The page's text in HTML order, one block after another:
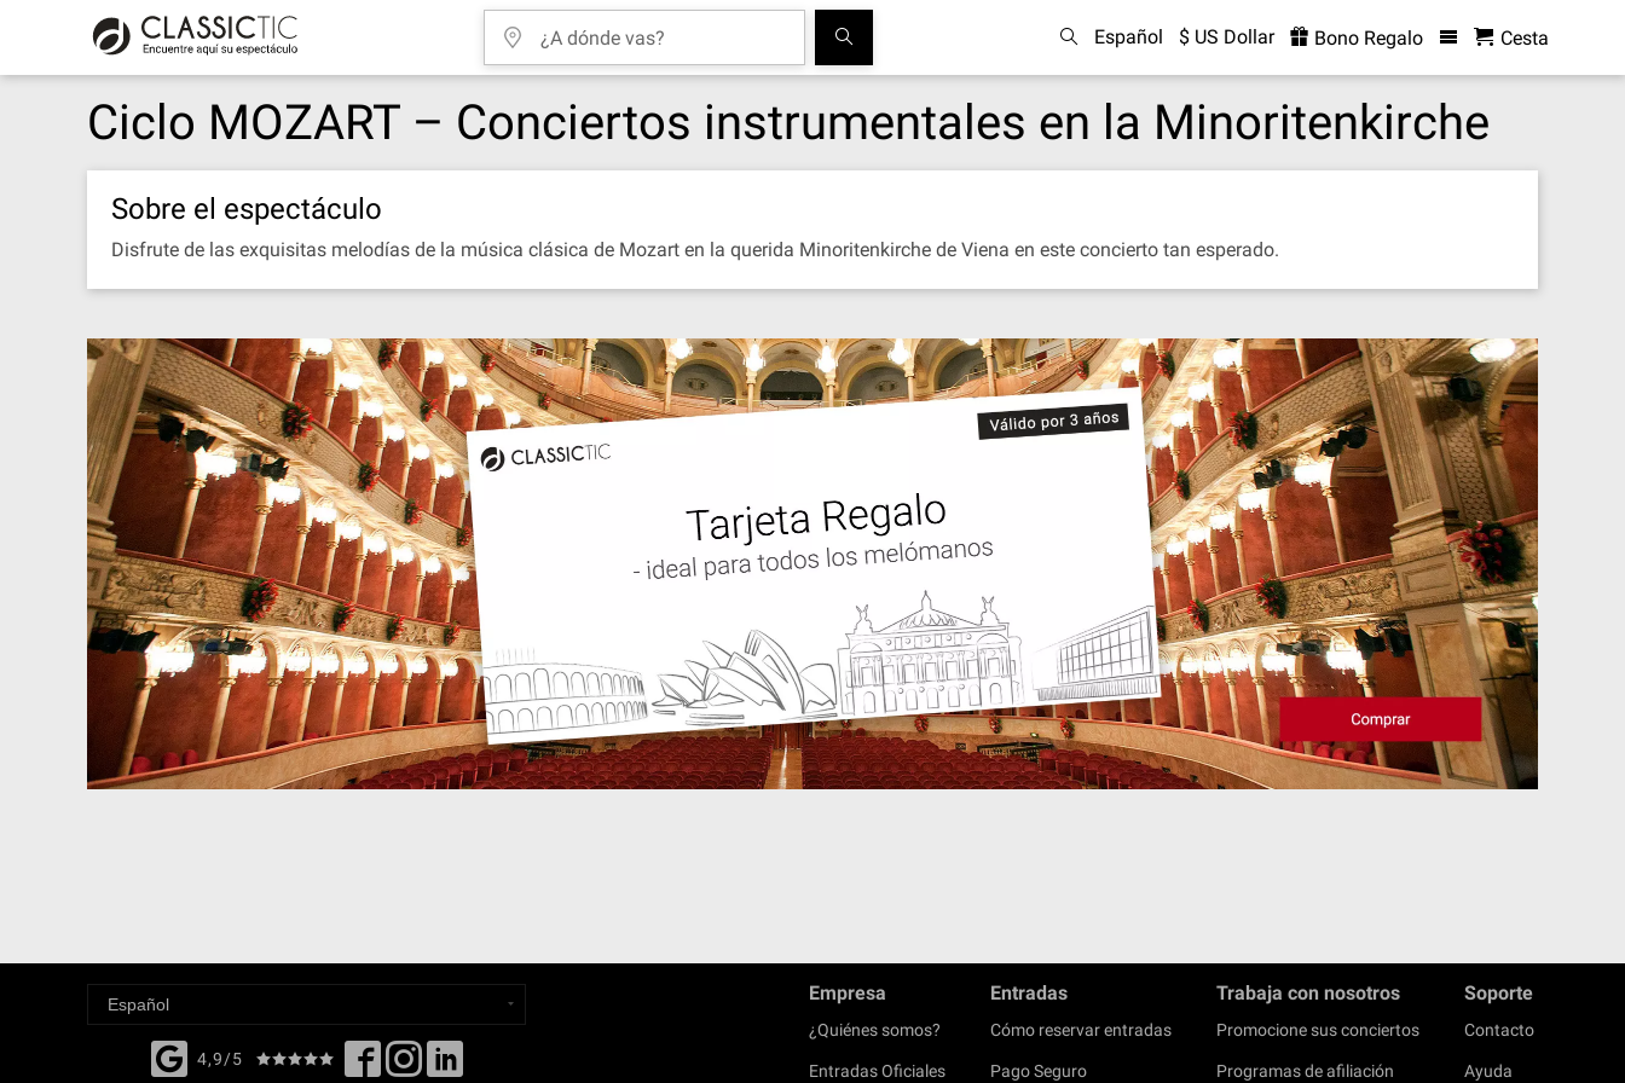
Español $ US Dollar Bono Regalo Cesta
Ciclo MOZART – Conciertos instrumentales en la Minoritenkirche
Sobre el espectáculo
Disfrute de las exquisitas melodías de la música clásica de Mozart en la querida Minoritenkirche de Viena en este concierto tan esperado.
4,9/5
Empresa
¿Quiénes somos?
Entradas Oficiales
Entradas
Cómo reservar entradas
Pago Seguro
Trabaja con nosotros
Promocione sus conciertos
Programas de afiliación
Soporte
Contacto
Ayuda